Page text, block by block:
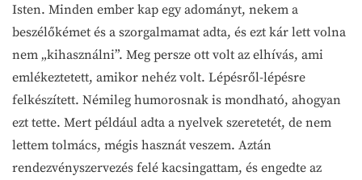
Isten. Minden ember kap egy adományt, nekem a
beszélőkémet és a szorgalmamat adta, és ezt kár lett volna
nem „kihasználni”. Meg persze ott volt az elhívás, ami
emlékeztetett, amikor nehéz volt. Lépésről-lépésre
felkészített. Némileg humorosnak is mondható, ahogyan
ezt tette. Mert például adta a nyelvek szeretetét, de nem
lettem tolmács, mégis hasznát veszem. Aztán
rendezvényszervezés felé kacsingattam, és engedte az